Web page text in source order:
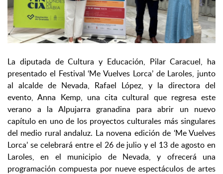
La diputada de Cultura y Educación, Pilar Caracuel, ha
presentado el Festival ‘Me Vuelves Lorca’ de Laroles, junto
al alcalde de Nevada, Rafael López, y la directora del
evento, Anna Kemp, una cita cultural que regresa este
verano a la Alpujarra granadina para abrir un nuevo
capítulo en uno de los proyectos culturales más singulares
del medio rural andaluz. La novena edición de ‘Me Vuelves
Lorca’ se celebrará entre el 26 de julio y el 13 de agosto en
Laroles, en el municipio de Nevada, y ofrecerá una
programación compuesta por nueve espectáculos de artes